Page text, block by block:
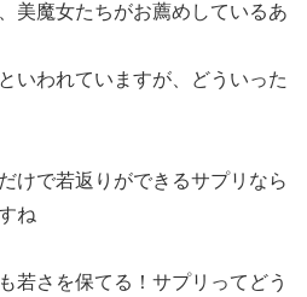
美魔女たちがお薦めしているあ
いわれていますが、どういった
けで若返りができるサプリなら
ね
若さを保てる！サプリってどう